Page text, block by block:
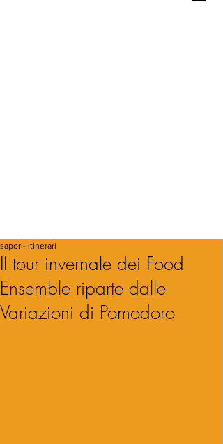
Il tour invernale dei Food
Ensemble riparte dalle
Variazioni di Pomodoro
sapori- itinerari